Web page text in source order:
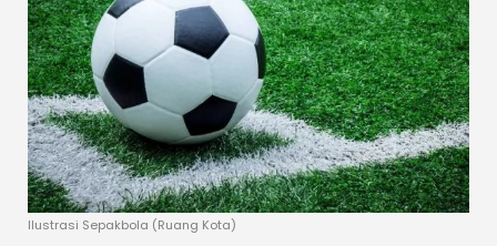
Ilustrasi Sepakbola (Ruang Kota)